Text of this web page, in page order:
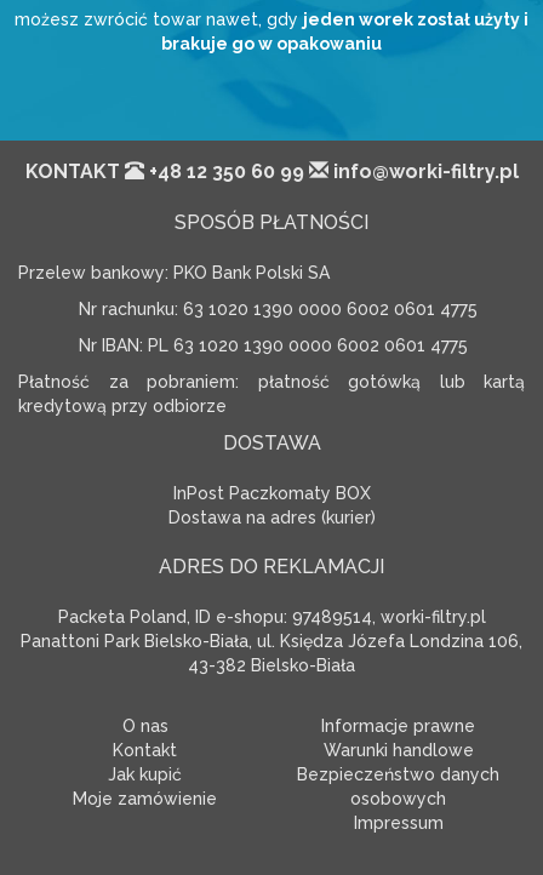
możesz zwrócić towar nawet, gdy jeden worek został użyty i
brakuje go w opakowaniu
KONTAKT +48 12 350 60 99 info@worki-filtry.pl
SPOSÓB PŁATNOŚCI
Przelew bankowy: PKO Bank Polski SA
Nr rachunku: 63 1020 1390 0000 6002 0601 4775
Nr IBAN: PL 63 1020 1390 0000 6002 0601 4775
Płatność za pobraniem: płatność gotówką lub kartą
kredytową przy odbiorze
DOSTAWA
InPost Paczkomaty BOX
Dostawa na adres (kurier)
ADRES DO REKLAMACJI
Packeta Poland, ID e-shopu: 97489514, worki-filtry.pl
Panattoni Park Bielsko-Biała, ul. Księdza Józefa Londzina 106,
43-382 Bielsko-Biała
O nas
Kontakt
Jak kupić
Moje zamówienie
Informacje prawne
Warunki handlowe
Bezpieczeństwo danych
osobowych
Impressum